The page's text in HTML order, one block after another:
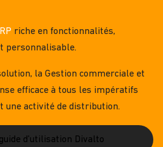
riche en fonctionnalités,
personnalisable.
la Gestion commerciale et
efficace à tous les impératifs
une activité de distribution.
d’utilisation Divalto